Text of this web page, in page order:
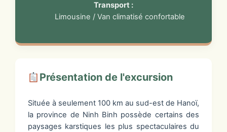
Transport :
Limousine / Van climatisé confortable
Présentation de l'excursion
Située à seulement 100 km au sud-est de Hanoï,
la province de Ninh Binh possède certains des
paysages karstiques les plus spectaculaires du